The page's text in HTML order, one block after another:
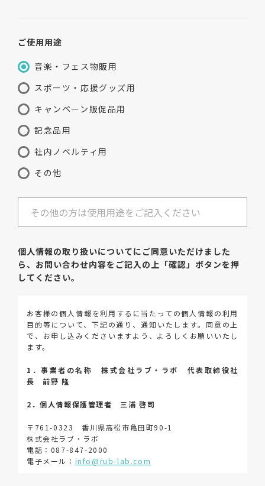
ご使用用途
音楽・フェス物販用
スポーツ・応援グッズ用
キャンペーン販促品用
記念品用
社内ノベルティ用
その他
個人情報の取り扱いについてにご同意いただけました
ら、 お問い合わせ内容をご記入の上「確認」ボタンを押
してください。
お客様の個人情報を利用するに当たっての個人情報の利用
目的等について、下記の通り、通知いたします。同意の上
で、お申し込みくださいますよう、よろしくお願いいたし
ます。
1．事業者の名称 株式会社ラブ・ラボ 代表取締役社
長 前野 隆
2．個人情報保護管理者 三浦 啓司
〒761-0323 香川県高松市亀田町90-1
株式会社ラブ・ラボ
電話：087-847-2000
電子メール： info@rub-lab.com